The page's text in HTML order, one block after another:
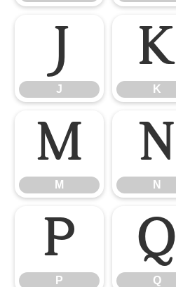
J
J
K
K
M
M
N
N
P
P
Q
Q